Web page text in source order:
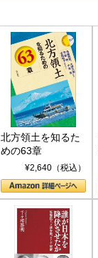
北方領土を知るた
めの63章
¥2,640（税込）